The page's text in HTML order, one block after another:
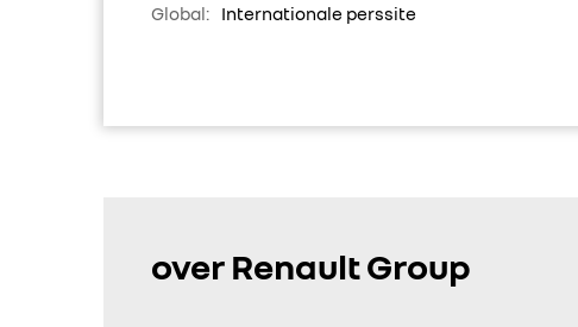
Global:
Internationale perssite
over Renault Group